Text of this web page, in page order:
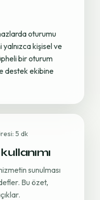
oturumu
yalnızca kişisel ve
bir oturum
destek ekibine
5 dk
sunulması
Bu özet,